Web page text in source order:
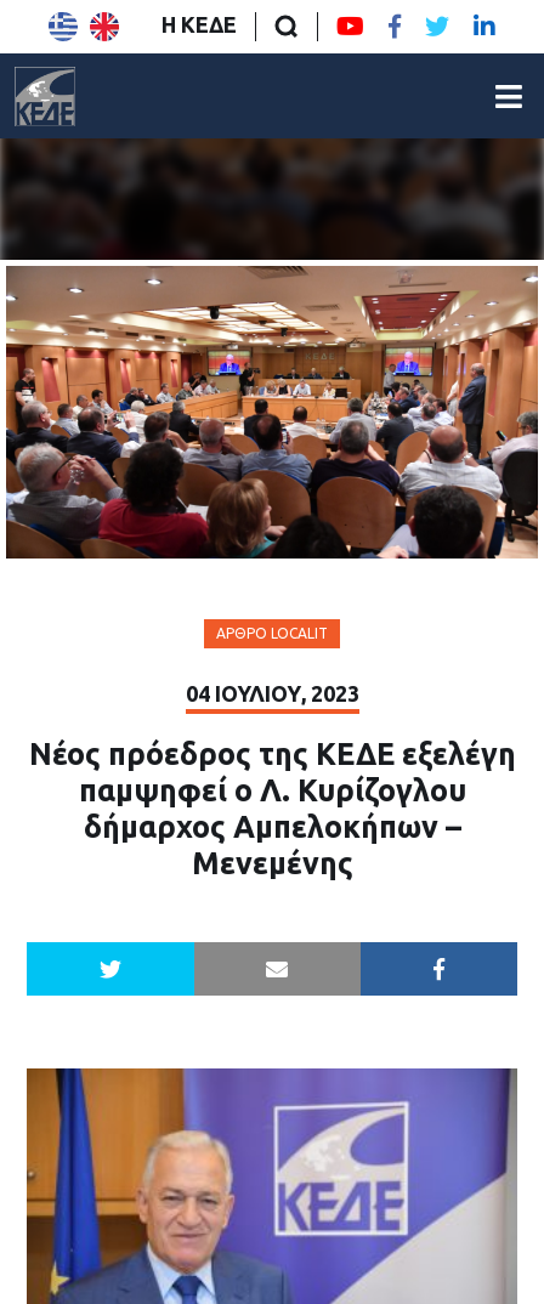
Η ΚΕΔΕ
ΆΡΘΡΟ LOCALIT
04 ΙΟΥΛΊΟΥ, 2023
Νέος πρόεδρος της ΚΕΔΕ εξελέγη
παμψηφεί ο Λ. Κυρίζογλου
δήμαρχος Αμπελοκήπων –
Μενεμένης